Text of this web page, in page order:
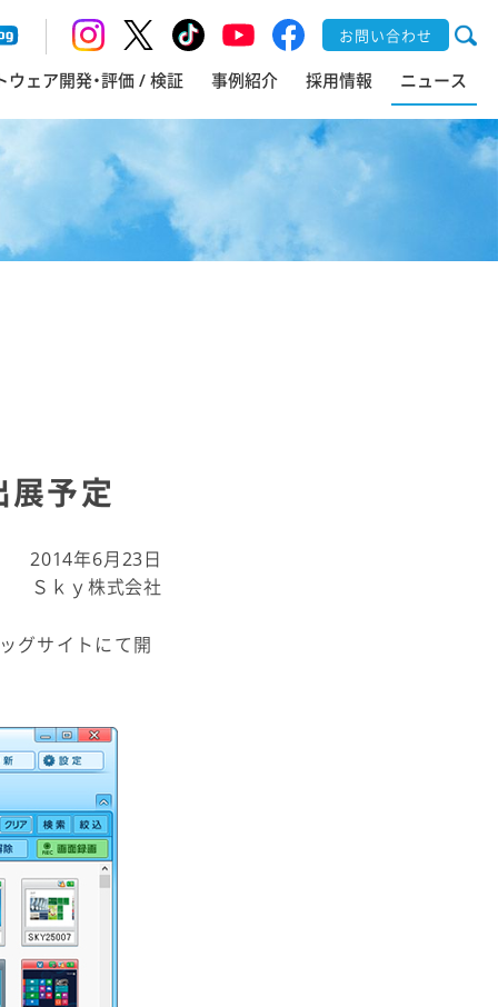
お問い合わせ
ウェア開発・評価 / 検証 事例紹介 採用情報 ニュース
展予定
2014年6月23日
Ｓｋｙ株式会社
グサイトにて開